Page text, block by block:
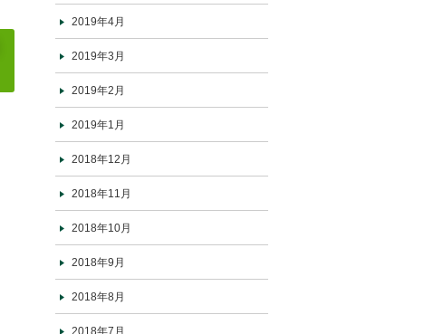
2019年4月
2019年3月
2019年2月
2019年1月
2018年12月
2018年11月
2018年10月
2018年9月
2018年8月
2018年7月